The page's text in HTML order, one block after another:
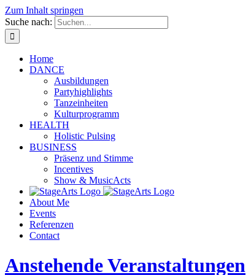
Zum Inhalt springen
Suche nach:
Home
DANCE
Ausbildungen
Partyhighlights
Tanzeinheiten
Kulturprogramm
HEALTH
Holistic Pulsing
BUSINESS
Präsenz und Stimme
Incentives
Show & MusicActs
About Me
Events
Referenzen
Contact
Anstehende Veranstaltungen